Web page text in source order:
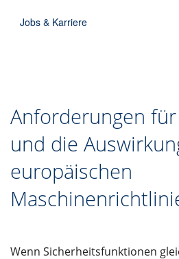
Jobs & Karriere
Anforderungen
und die
europäischen
Wenn Sicherheitsfunktionen